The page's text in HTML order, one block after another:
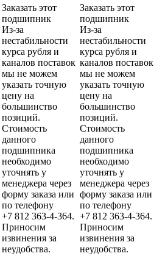
Заказать этот
подшипник
Из-за
нестабильности
курса рубля и
каналов поставок
мы не можем
указать точную
цену на
большинство
позиций.
Стоимость
данного
подшипника
необходимо
уточнять у
менеджера через
форму заказа или
по телефону
+7 812 363-4-364.
Приносим
извинения за
неудобства.
Заказать этот
подшипник
Из-за
нестабильности
курса рубля и
каналов поставок
мы не можем
указать точную
цену на
большинство
позиций.
Стоимость
данного
подшипника
необходимо
уточнять у
менеджера через
форму заказа или
по телефону
+7 812 363-4-364.
Приносим
извинения за
неудобства.